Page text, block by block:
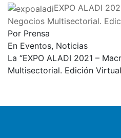
EXPO ALADI
Negocios Multisectorial.
Por Prensa
En Eventos, Noticias
La “EXPO ALADI 2021 –
Multisectorial. Edición